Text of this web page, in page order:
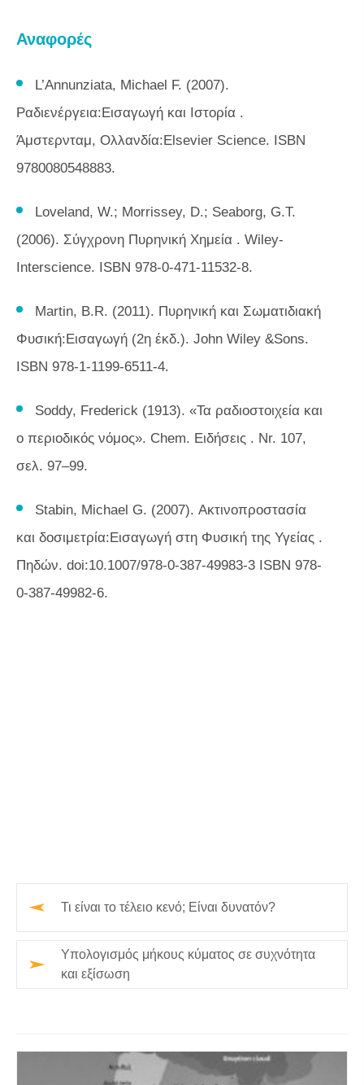
Αναφορές
L’Annunziata, Michael F. (2007).
Ραδιενέργεια:Εισαγωγή και Ιστορία .
Άμστερνταμ, Ολλανδία:Elsevier Science. ISBN
9780080548883.
Loveland, W.; Morrissey, D.; Seaborg, G.T.
(2006). Σύγχρονη Πυρηνική Χημεία . Wiley-
Interscience. ISBN 978-0-471-11532-8.
Martin, B.R. (2011). Πυρηνική και Σωματιδιακή
Φυσική:Εισαγωγή (2η έκδ.). John Wiley &Sons.
ISBN 978-1-1199-6511-4.
Soddy, Frederick (1913). «Τα ραδιοστοιχεία και
ο περιοδικός νόμος». Chem. Ειδήσεις . Nr. 107,
σελ. 97–99.
Stabin, Michael G. (2007). Ακτινοπροστασία
και δοσιμετρία:Εισαγωγή στη Φυσική της Υγείας .
Πηδών. doi:10.1007/978-0-387-49983-3 ISBN 978-
0-387-49982-6.
Τι είναι το τέλειο κενό; Είναι δυνατόν?
Υπολογισμός μήκους κύματος σε συχνότητα
και εξίσωση